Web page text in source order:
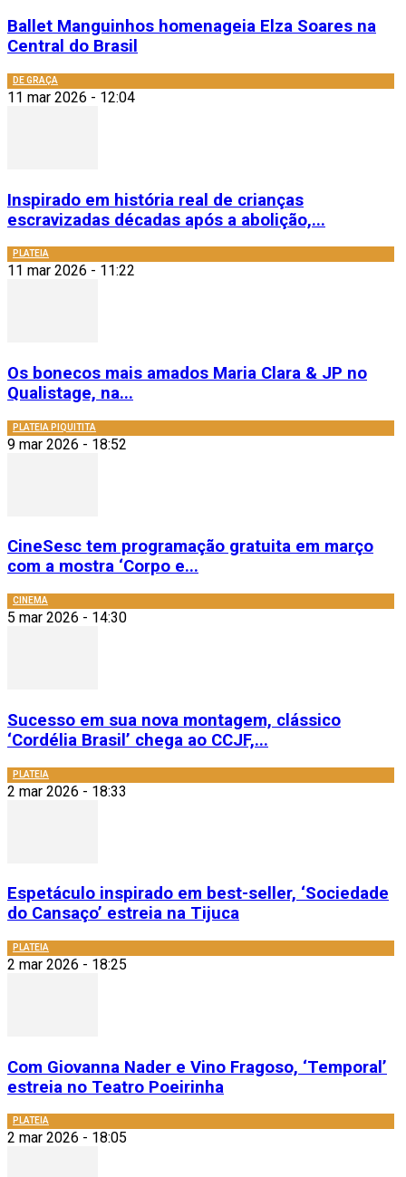
Ballet Manguinhos homenageia Elza Soares na
Central do Brasil
DE GRAÇA
11 mar 2026 - 12:04
Inspirado em história real de crianças
escravizadas décadas após a abolição,...
PLATEIA
11 mar 2026 - 11:22
Os bonecos mais amados Maria Clara & JP no
Qualistage, na...
PLATEIA PIQUITITA
9 mar 2026 - 18:52
CineSesc tem programação gratuita em março
com a mostra ‘Corpo e...
CINEMA
5 mar 2026 - 14:30
Sucesso em sua nova montagem, clássico
‘Cordélia Brasil’ chega ao CCJF,...
PLATEIA
2 mar 2026 - 18:33
Espetáculo inspirado em best-seller, ‘Sociedade
do Cansaço’ estreia na Tijuca
PLATEIA
2 mar 2026 - 18:25
Com Giovanna Nader e Vino Fragoso, ‘Temporal’
estreia no Teatro Poeirinha
PLATEIA
2 mar 2026 - 18:05